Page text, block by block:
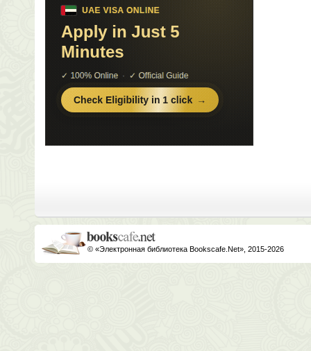
© «Электронная библиотека Bookscafe.Net», 2015-2026